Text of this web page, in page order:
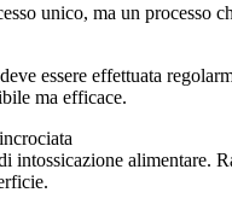
unico, ma un processo
essere effettuata
ma efficace.
intossicazione alimentare.